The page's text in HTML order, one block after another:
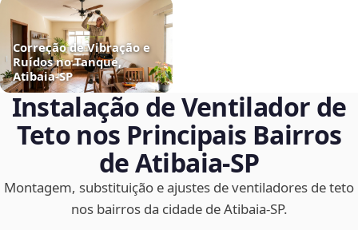
Correção de Vibração e
Ruídos no Tanque,
Atibaia‑SP
Instalação de Ventilador de
Teto nos Principais Bairros
de Atibaia‑SP
Montagem, substituição e ajustes de ventiladores de teto
nos bairros da cidade de Atibaia‑SP.